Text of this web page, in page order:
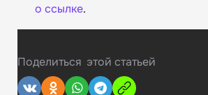
о ссылке.
Поделиться этой статьей